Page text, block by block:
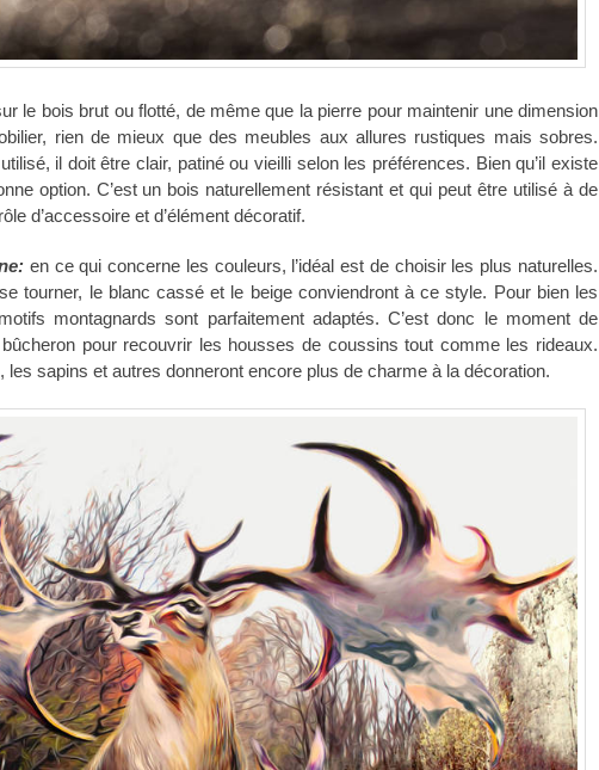
le bois brut ou flotté, de même que la pierre pour maintenir une dimension
rien de mieux que des meubles aux allures rustiques mais sobres.
il doit être clair, patiné ou vieilli selon les préférences. Bien qu’il existe
option. C’est un bois naturellement résistant et qui peut être utilisé à de
d’accessoire et d’élément décoratif.
en ce qui concerne les couleurs, l’idéal est de choisir les plus naturelles.
tourner, le blanc cassé et le beige conviendront à ce style. Pour bien les
montagnards sont parfaitement adaptés. C’est donc le moment de
pour recouvrir les housses de coussins tout comme les rideaux.
sapins et autres donneront encore plus de charme à la décoration.